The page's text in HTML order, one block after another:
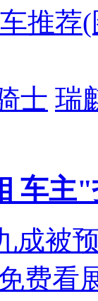
推荐
士 瑞
车主
成被
费看